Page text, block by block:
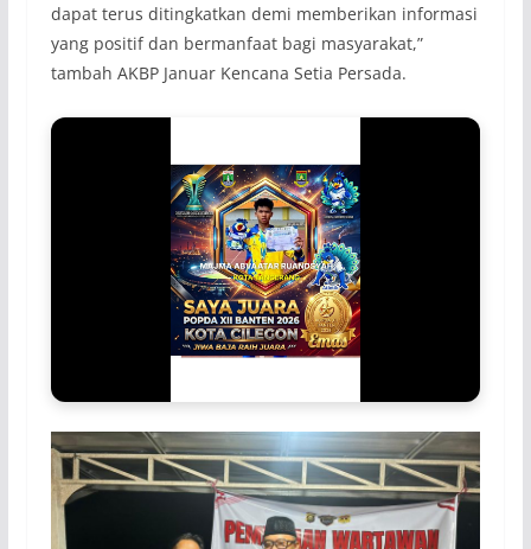
dapat terus ditingkatkan demi memberikan informasi
yang positif dan bermanfaat bagi masyarakat,”
tambah AKBP Januar Kencana Setia Persada.